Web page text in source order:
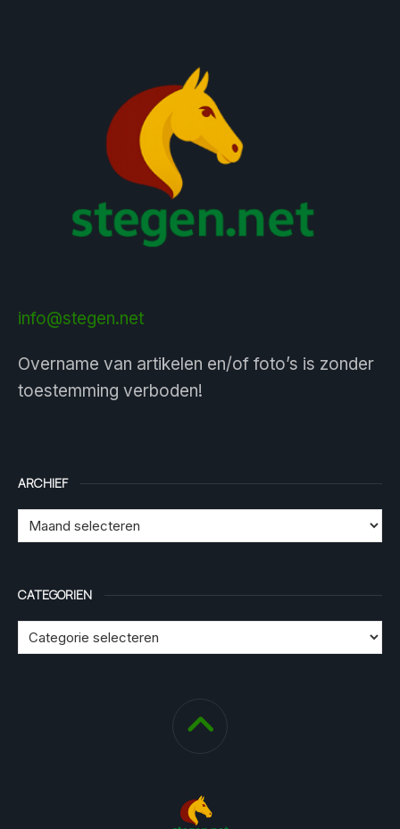
info@stegen.net
Overname van artikelen en/of foto’s is zonder
toestemming verboden!
ARCHIEF
CATEGORIEN